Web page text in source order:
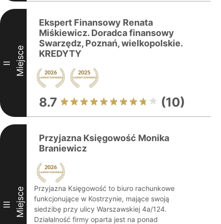
II Miejsce
Ekspert Finansowy Renata
Miśkiewicz. Doradca finansowy
Swarzędz, Poznań, wielkopolskie.
KREDYTY
8.7 (10)
III Miejsce
Przyjazna Księgowość Monika
Braniewicz
Przyjazna Księgowość to biuro rachunkowe
funkcjonujące w Kostrzynie, mające swoją
siedzibę przy ulicy Warszawskiej 4a/124.
Działalność firmy oparta jest na ponad